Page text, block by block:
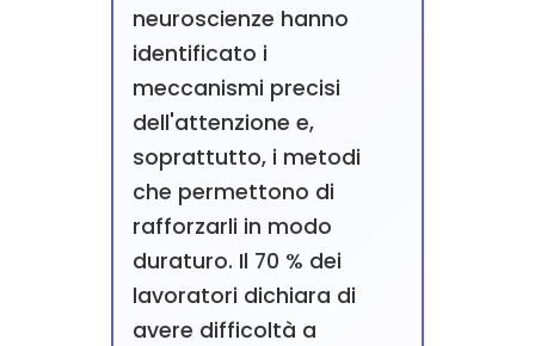
neuroscienze hanno
identificato i
meccanismi precisi
dell'attenzione e,
soprattutto, i metodi
che permettono di
rafforzarli in modo
duraturo. Il 70 % dei
lavoratori dichiara di
avere difficoltà a